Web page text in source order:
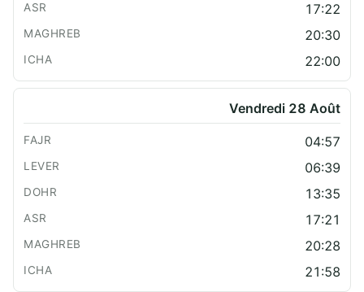
17:22
20:30
22:00
Vendredi 28 Août
04:57
06:39
13:35
17:21
20:28
21:58